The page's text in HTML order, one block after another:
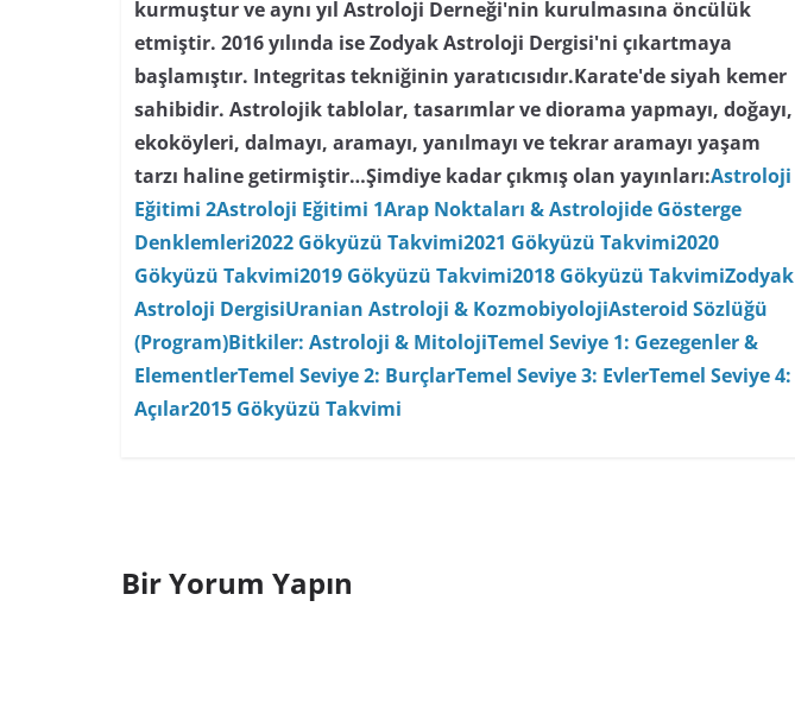
kurmuştur ve aynı yıl Astroloji Derneği'nin kurulmasına öncülük
etmiştir. 2016 yılında ise Zodyak Astroloji Dergisi'ni çıkartmaya
başlamıştır. Integritas tekniğinin yaratıcısıdır.Karate'de siyah kemer
sahibidir. Astrolojik tablolar, tasarımlar ve diorama yapmayı, doğayı,
ekoköyleri, dalmayı, aramayı, yanılmayı ve tekrar aramayı yaşam
tarzı haline getirmiştir…Şimdiye kadar çıkmış olan yayınları:Astroloji
Eğitimi 2Astroloji Eğitimi 1Arap Noktaları & Astrolojide Gösterge
Denklemleri2022 Gökyüzü Takvimi2021 Gökyüzü Takvimi2020
Gökyüzü Takvimi2019 Gökyüzü Takvimi2018 Gökyüzü TakvimiZodyak
Astroloji DergisiUranian Astroloji & KozmobiyolojiAsteroid Sözlüğü
(Program)Bitkiler: Astroloji & MitolojiTemel Seviye 1: Gezegenler &
ElementlerTemel Seviye 2: BurçlarTemel Seviye 3: EvlerTemel Seviye 4:
Açılar2015 Gökyüzü Takvimi
Bir Yorum Yapın